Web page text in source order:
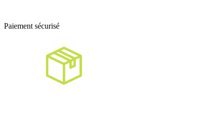
Paiement sécurisé